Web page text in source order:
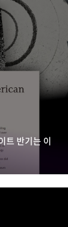
트 반기는 이